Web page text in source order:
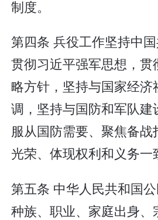
制度。
第四条 兵役工作坚持中
贯彻习近平强军思想，
略方针，坚持与国家经济
调，坚持与国防和军队
服从国防需要、聚焦备
光荣、体现权利和义务一
第五条 中华人民共和国公
种族、职业、家庭出身、